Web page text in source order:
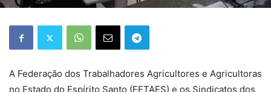
A Federação dos Trabalhadores Agricultores e Agricultoras
no Estado do Espírito Santo (FETAES) e os Sindicatos dos